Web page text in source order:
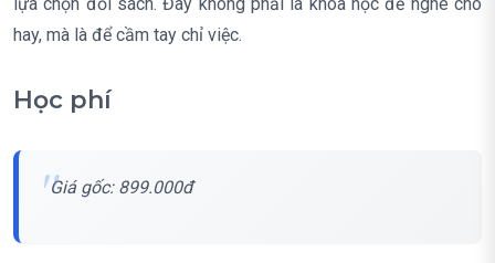
lựa chọn đối sách. Đây không phải là khóa học để nghe cho
hay, mà là để cầm tay chỉ việc.
Học phí
Giá gốc: 899.000đ